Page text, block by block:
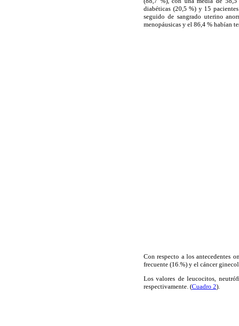
diabéticas (20,5 %) y 15
seguido de sangrado uterino
menopáusicas y el 86,4 % habían
Con respecto a los antecedentes
frecuente (16.%) y el cáncer
Los valores de leucocitos,
respectivamente. (Cuadro 2).